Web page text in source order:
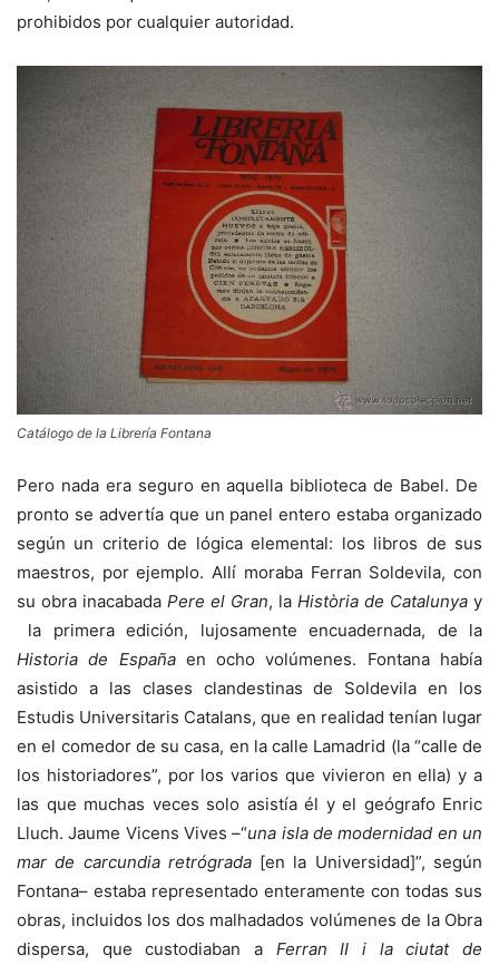
prohibidos por cualquier autoridad.
Catálogo de la Librería Fontana
Pero nada era seguro en aquella biblioteca de Babel. De
pronto se advertía que un panel entero estaba organizado
según un criterio de lógica elemental: los libros de sus
maestros, por ejemplo. Allí moraba Ferran Soldevila, con
su obra inacabada Pere el Gran, la Història de Catalunya y
la primera edición, lujosamente encuadernada, de la
Historia de Españaen ocho volúmenes. Fontana había
asistido a las clases clandestinas de Soldevila en los
Estudis Universitaris Catalans, que en realidad tenían lugar
en el comedor de su casa, en la calle Lamadrid (la “calle de
los historiadores”, por los varios que vivieron en ella) y a
las que muchas veces solo asistía él y el geógrafo Enric
Lluch. Jaume Vicens Vives –“una isla de modernidad en un
mar de carcundia retrógrada[en la Universidad]”, según
Fontana– estaba representado enteramente con todas sus
obras, incluidos los dos malhadados volúmenes de la Obra
dispersa, que custodiaban a Ferran II i la ciutat de